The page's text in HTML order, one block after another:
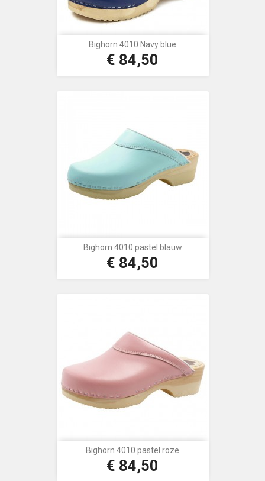
Bighorn 4010 Navy blue
Prijs
€ 84,50
Bighorn 4010 pastel blauw
Prijs
€ 84,50
Bighorn 4010 pastel roze
Prijs
€ 84,50